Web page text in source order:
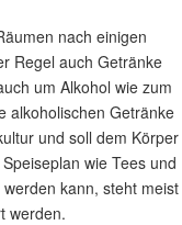
nach einigen
Regel auch Getränke
um Alkohol wie zum
alkoholischen Getränke
und soll dem Körper
wie Tees und
kann, steht meist
werden.